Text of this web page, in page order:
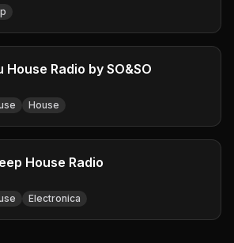
House Radio by SO&SO
House
House Radio
Electronica